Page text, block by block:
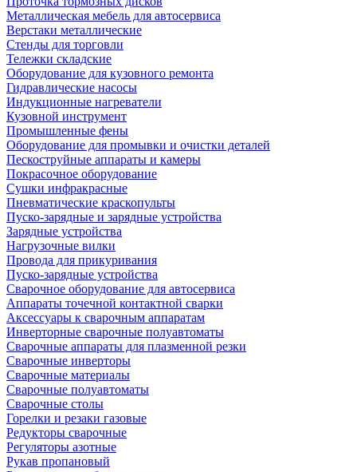
Металлическая мебель для автосервиса
Верстаки металлические
Стенды для торговли
Тележки складские
Оборудование для кузовного ремонта
Гидравлические насосы
Индукционные нагреватели
Кузовной инструмент
Промышленные фены
Оборудование для промывки и очистки деталей
Пескоструйные аппараты и камеры
Покрасочное оборудование
Сушки инфракрасные
Пневматические краскопульты
Пуско-зарядные и зарядные устройства
Зарядные устройства
Нагрузочные вилки
Провода для прикуривания
Пуско-зарядные устройства
Сварочное оборудование для автосервиса
Аппараты точечной контактной сварки
Аксессуары к сварочным аппаратам
Инверторные сварочные полуавтоматы
Сварочные аппараты для плазменной резки
Сварочные инверторы
Сварочные материалы
Сварочные полуавтоматы
Сварочные столы
Горелки и резаки газовые
Редукторы сварочные
Регуляторы азотные
Рукав пропановый